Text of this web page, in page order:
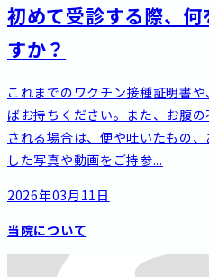
初めて受診する際、
すか？
これまでのワクチン接種証明書
ばお持ちください。また、お腹
される場合は、便や吐いたもの
した写真や動画をご持参...
2026年03月11日
当院について